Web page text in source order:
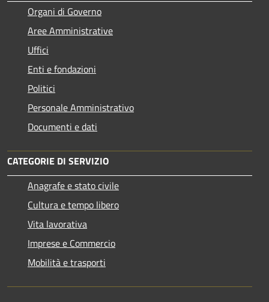
Organi di Governo
Aree Amministrative
Uffici
Enti e fondazioni
Politici
Personale Amministrativo
Documenti e dati
CATEGORIE DI SERVIZIO
Anagrafe e stato civile
Cultura e tempo libero
Vita lavorativa
Imprese e Commercio
Mobilità e trasporti